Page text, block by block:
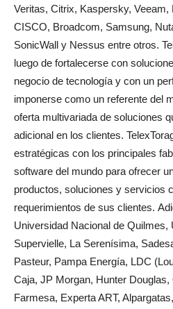
Veritas, Citrix, Kaspersky, Veeam,
CISCO, Broadcom, Samsung,
SonicWall y Nessus entre otros.
luego de fortalecerse con
negocio de tecnología y con un
imponerse como un referente del
oferta multivariada de soluciones
adicional en los clientes.
estratégicas con los principales
software del mundo para ofrecer
productos, soluciones y servicios
requerimientos de sus clientes.
Universidad Nacional de Quilmes,
Supervielle, La Serenísima,
Pasteur, Pampa Energía, LDC
Caja, JP Morgan, Hunter
Farmesa, Experta ART,